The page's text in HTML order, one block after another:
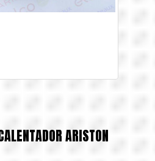
ARISTON